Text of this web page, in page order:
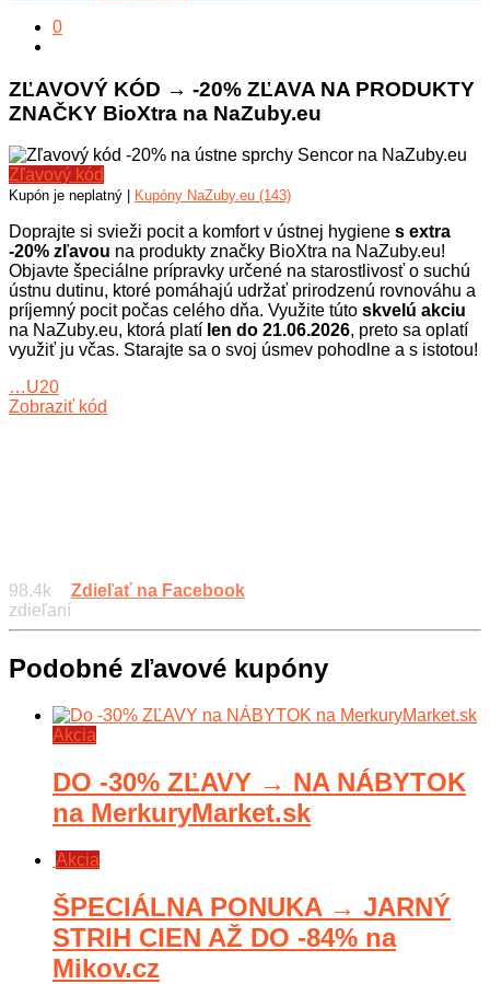
0
ZĽAVOVÝ KÓD → -20% ZĽAVA NA PRODUKTY
ZNAČKY BioXtra na NaZuby.eu
Zľavový kód
Kupón je neplatný | Kupóny NaZuby.eu (143)
Doprajte si svieži pocit a komfort v ústnej hygiene s extra
-20% zľavou na produkty značky BioXtra na NaZuby.eu!
Objavte špeciálne prípravky určené na starostlivosť o suchú
ústnu dutinu, ktoré pomáhajú udržať prirodzenú rovnováhu a
príjemný pocit počas celého dňa. Využite túto skvelú akciu
na NaZuby.eu, ktorá platí len do 21.06.2026, preto sa oplatí
využiť ju včas. Starajte sa o svoj úsmev pohodlne a s istotou!
…U20
Zobraziť kód
98.4k
zdieľaní
Zdieľať na Facebook
Podobné zľavové kupóny
Akcia
DO -30% ZĽAVY → NA NÁBYTOK
na MerkuryMarket.sk
Akcia
ŠPECIÁLNA PONUKA → JARNÝ
STRIH CIEN AŽ DO -84% na
Mikov.cz